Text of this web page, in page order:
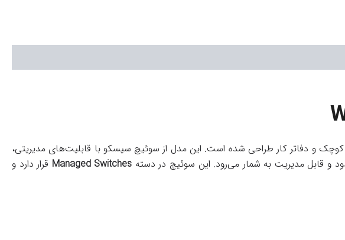
و دفاتر کار طراحی شده است. این مدل از سوئیچ سیسکو با قابلیت‌های مدیریتی،
و قابل مدیریت به شمار می‌رود. این سوئیچ در دسته Managed Switches قرار دارد و